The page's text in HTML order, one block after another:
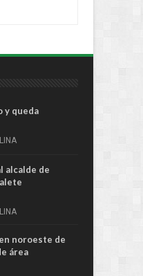
y queda
alcalde de
noroeste de
área